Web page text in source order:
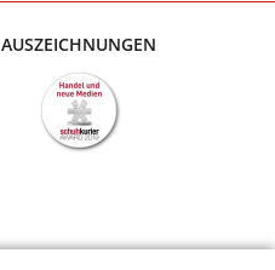
AUSZEICHNUNGEN